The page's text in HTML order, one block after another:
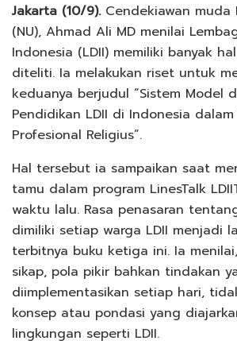
Jakarta (10/9).Cendekiawan muda
(NU), Ahmad Ali MD menilai
Indonesia (LDII) memiliki banyak
diteliti. Ia melakukan riset untuk
keduanya berjudul “Sistem Model
Pendidikan LDII di Indonesia
Profesional Religius”.
Hal tersebut ia sampaikan saat
tamu dalam program LinesTalk
waktu lalu. Rasa penasaran
dimiliki setiap warga LDII menjadi
terbitnya buku ketiga ini. Ia
sikap, pola pikir bahkan tindakan
diimplementasikan setiap hari,
konsep atau pondasi yang
lingkungan seperti LDII.